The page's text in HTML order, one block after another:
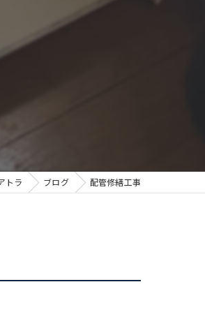
トラ ブログ 配管修繕工事